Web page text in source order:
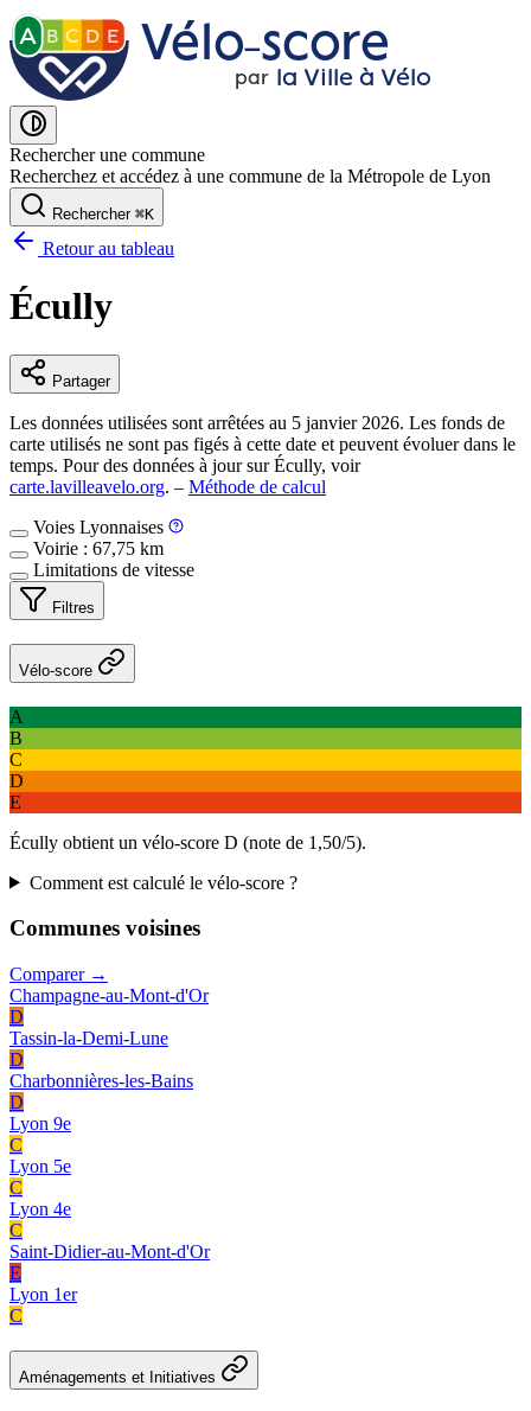
E
D
C
B
A
la Ville à Vélo
par
Vélo˗score
Rechercher une commune
Recherchez et accédez à une commune de la Métropole de Lyon
Rechercher ⌘K
Retour au tableau
Écully
Partager
Les données utilisées sont arrêtées au 5 janvier 2026. Les fonds de
carte utilisés ne sont pas figés à cette date et peuvent évoluer dans le
temps. Pour des données à jour sur Écully, voir
carte.lavilleavelo.org. – Méthode de calcul
Voies Lyonnaises
Voirie : 67,75 km
Limitations de vitesse
Filtres
Vélo-score
A
B
C
D
E
Écully obtient un vélo-score D (note de 1,50/5).
Comment est calculé le vélo-score ?
Communes voisines
Comparer →
Champagne-au-Mont-d'Or
D
Tassin-la-Demi-Lune
D
Charbonnières-les-Bains
D
Lyon 9e
C
Lyon 5e
C
Lyon 4e
C
Saint-Didier-au-Mont-d'Or
E
Lyon 1er
C
Aménagements et Initiatives